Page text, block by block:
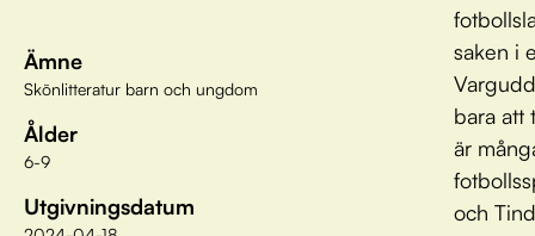
Ämne
Skönlitteratur barn och ungdom
Ålder
6-9
Utgivningsdatum
saken i
bara att
är
och